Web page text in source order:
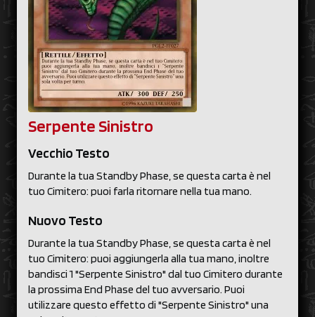
Serpente Sinistro
Vecchio Testo
Durante la tua Standby Phase, se questa carta è nel
tuo Cimitero: puoi farla ritornare nella tua mano.
Nuovo Testo
Durante la tua Standby Phase, se questa carta è nel
tuo Cimitero: puoi aggiungerla alla tua mano, inoltre
bandisci 1 "Serpente Sinistro" dal tuo Cimitero durante
la prossima End Phase del tuo avversario. Puoi
utilizzare questo effetto di "Serpente Sinistro" una